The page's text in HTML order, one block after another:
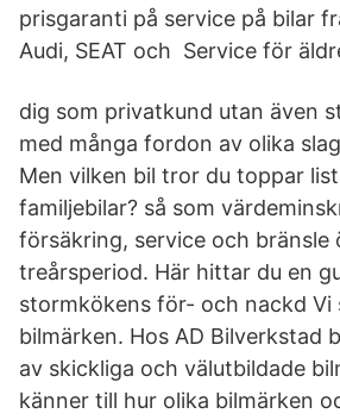
prisgaranti på service på bilar
Audi, SEAT och Service för
dig som privatkund utan även
med många fordon av olika
Men vilken bil tror du toppar
familjebilar? så som
försäkring, service och bränsle
treårsperiod. Här hittar du en
stormkökens för- och nackd Vi
bilmärken. Hos AD Bilverkstad
av skickliga och välutbildade
känner till hur olika bilmärken